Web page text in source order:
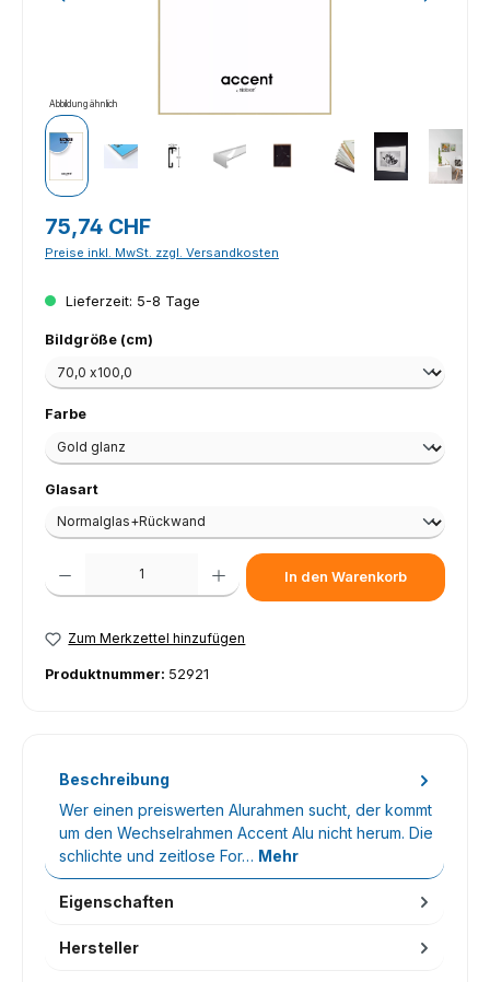
Abbildung ähnlich
Regulärer Preis:
75,74 CHF
Preise inkl. MwSt. zzgl. Versandkosten
Lieferzeit: 5-8 Tage
Bildgröße (cm)
Farbeauswählen
Glasartauswählen
Produkt Anzahl: Gib den gewünschten Wert ein oder benutze die
In den Warenkorb
Zum Merkzettel hinzufügen
Produktnummer: 52921
Beschreibung
Wer einen preiswerten Alurahmen sucht, der kommt
um den Wechselrahmen Accent Alu nicht herum. Die
schlichte und zeitlose For… Mehr
Eigenschaften
Hersteller